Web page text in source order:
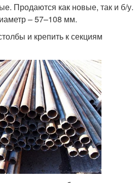
Продаются как новые, так и б/у.
– 57–108 мм.
и крепить к секциям